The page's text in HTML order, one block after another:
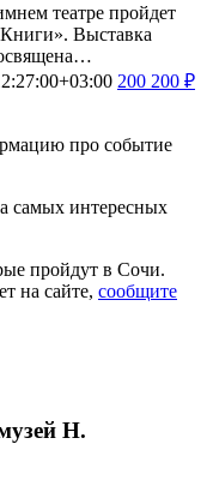
театре пройдет
Выставка
200 200 ₽
про событие
самых интересных
пройдут в Сочи.
на сайте, сообщите
Н.